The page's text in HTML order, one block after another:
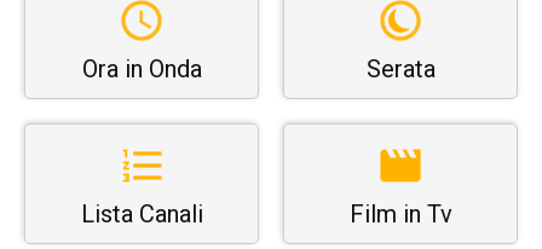
Ora in Onda Serata
Lista Canali Film in Tv